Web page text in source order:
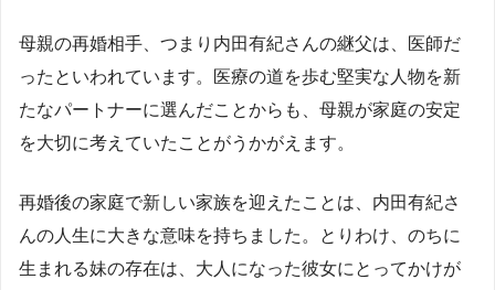
母親の再婚相手、つまり内田有紀さんの継父は、医師だ
ったといわれています。医療の道を歩む堅実な人物を新
たなパートナーに選んだことからも、母親が家庭の安定
を大切に考えていたことがうかがえます。
再婚後の家庭で新しい家族を迎えたことは、内田有紀さ
んの人生に大きな意味を持ちました。とりわけ、のちに
生まれる妹の存在は、大人になった彼女にとってかけが